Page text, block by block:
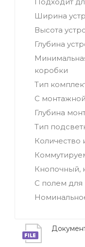
Ширина
Высота
Глубина
коробки
Тип
С
Глубина
Тип
Количество
Кнопочный,
С полем для